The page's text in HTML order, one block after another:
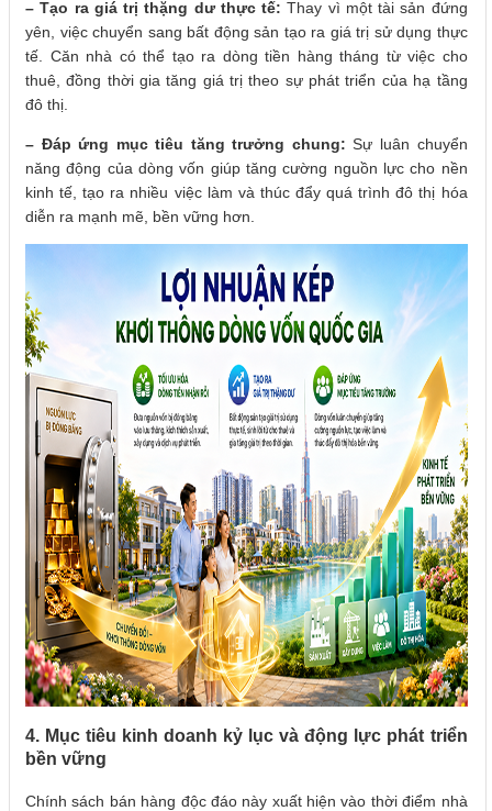
– Tạo ra giá trị thặng dư thực tế: Thay vì một tài sản đứng
yên, việc chuyển sang bất động sản tạo ra giá trị sử dụng thực
tế. Căn nhà có thể tạo ra dòng tiền hàng tháng từ việc cho
thuê, đồng thời gia tăng giá trị theo sự phát triển của hạ tầng
đô thị.
– Đáp ứng mục tiêu tăng trưởng chung: Sự luân chuyển
năng động của dòng vốn giúp tăng cường nguồn lực cho nền
kinh tế, tạo ra nhiều việc làm và thúc đẩy quá trình đô thị hóa
diễn ra mạnh mẽ, bền vững hơn.
4. Mục tiêu kinh doanh kỷ lục và động lực phát triển
bền vững
Chính sách bán hàng độc đáo này xuất hiện vào thời điểm nhà